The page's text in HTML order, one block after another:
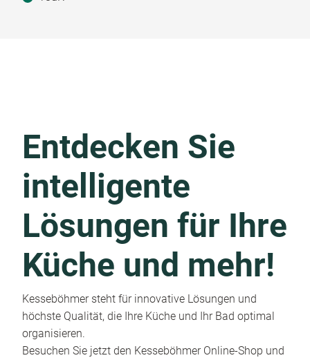
Entdecken Sie
intelligente
Lösungen für Ihre
Küche und mehr!
Kesseböhmer steht für innovative Lösungen und
höchste Qualität, die Ihre Küche und Ihr Bad optimal
organisieren.
Besuchen Sie jetzt den Kesseböhmer Online-Shop und